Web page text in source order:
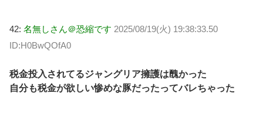
42: 名無しさん＠恐縮です 2025/08/19(火) 19:38:33.50
ID:H0BwQOfA0
税金投入されてるジャングリア擁護は醜かった
自分も税金が欲しい惨めな豚だったってバレちゃった